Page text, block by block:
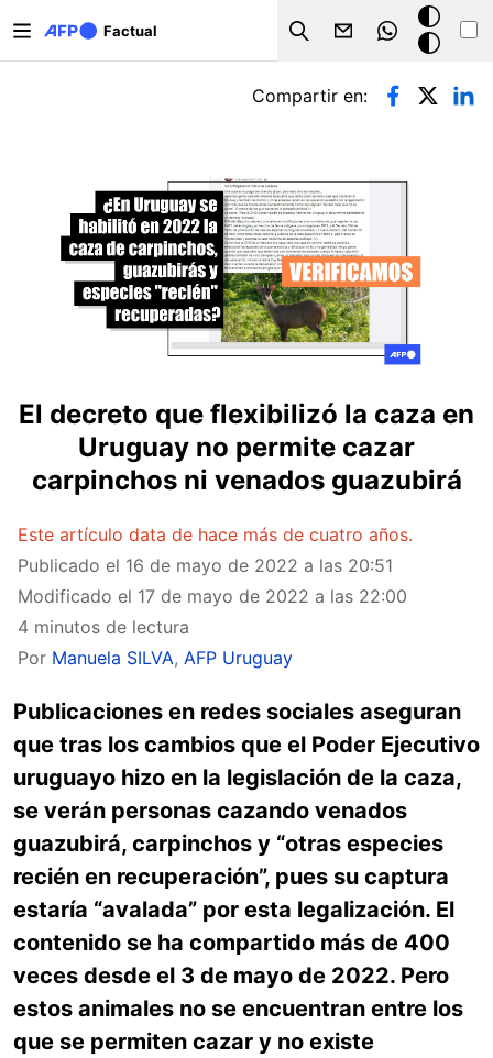
Factual
Search
Modo
oscuro
Solapas principales
Compartir en:
El decreto que flexibilizó la caza en
Uruguay no permite cazar
carpinchos ni venados guazubirá
Este artículo data de hace más de cuatro años.
Publicado el 16 de mayo de 2022 a las 20:51
Modificado el 17 de mayo de 2022 a las 22:00
4 minutos de lectura
Por Manuela SILVA, AFP Uruguay
Publicaciones en redes sociales aseguran
que tras los cambios que el Poder Ejecutivo
uruguayo hizo en la legislación de la caza,
se verán personas cazando venados
guazubirá, carpinchos y “otras especies
recién en recuperación”, pues su captura
estaría “avalada” por esta legalización. El
contenido se ha compartido más de 400
veces desde el 3 de mayo de 2022. Pero
estos animales no se encuentran entre los
que se permiten cazar y no existe